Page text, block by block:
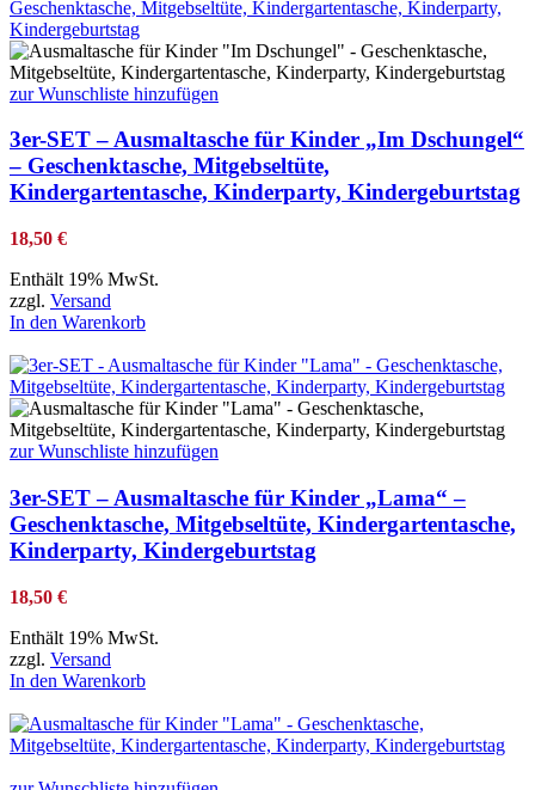
zur Wunschliste hinzufügen
3er-SET – Ausmaltasche für Kinder „Im Dschungel“
– Geschenktasche, Mitgebseltüte,
Kindergartentasche, Kinderparty, Kindergeburtstag
18,50 €
Enthält 19% MwSt.
zzgl. Versand
In den Warenkorb
zur Wunschliste hinzufügen
3er-SET – Ausmaltasche für Kinder „Lama“ –
Geschenktasche, Mitgebseltüte, Kindergartentasche,
Kinderparty, Kindergeburtstag
18,50 €
Enthält 19% MwSt.
zzgl. Versand
In den Warenkorb